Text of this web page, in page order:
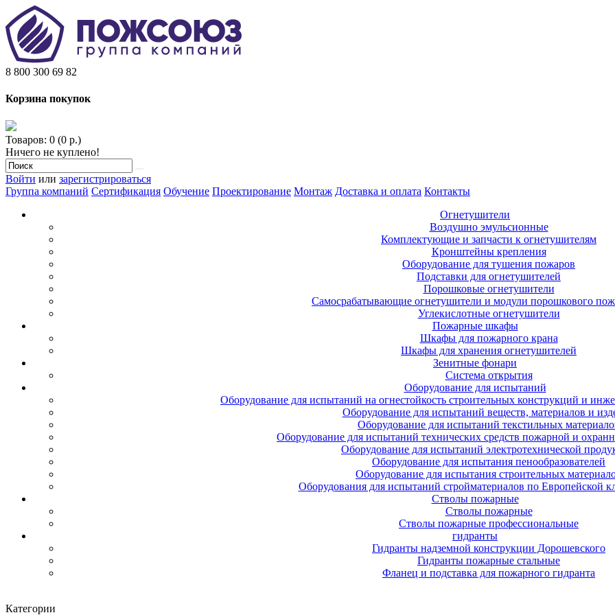
8 800 300 69 82
Корзина покупок
Товаров: 0 (0 р.)
Ничего не куплено!
Войти или зарегистрироваться
Группа компаний Сертификация Обучение Проектирование Монтаж Доставка и оплата Контакты
Огнетушители
Воздушно эмульсионные
Комплектующие и запчасти к огнетушителям
Кронштейны крепления
Оборудование для тушения пожаров
Подставки для огнетушителей
Порошковые огнетушители
Самосрабатывающие огнетушители и модули порошкового
Углекислотные огнетушители
Пожарные шкафы
Шкафы для пожарного крана
Шкафы для хранения огнетушителей
Зенитные фонари
Система открытия
Оборудование для испытаний
Оборудование для испытаний на огнестойкость строительных конструкций и
Оборудование для испытаний веществ, материалов и
Оборудование для испытаний текстильных
Оборудование для испытаний технических средств пожарной и
Оборудование для испытаний электротехнической
Оборудование для испытания пенообразователей
Оборудование для испытания строительных
Оборудования для испытаний стройматериалов по Европейской
Стволы пожарные
Стволы пожарные
Стволы пожарные профессиональные
гидранты
Гидранты надземной конструкции Дорошевского
Гидранты пожарные стальные
Фланец и подставка для пожарного гидранта
Категории